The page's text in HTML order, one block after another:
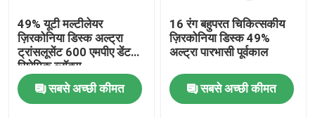
डेंटल ज़िरकोनिया ब्लॉक
पूर्व छायांकित ज़िरकोनिया ब्लॉक
49% यूटी मल्टीलेयर
ज़िरकोनिया डिस्क अल्ट्रा
ट्रांसलूसेंट 600 एमपीए डेंटल
सिरेमिक ब्लॉक्स
सबसे अच्छी कीमत
16 रंग बहुपरत चिकित्सकीय
ज़िरकोनिया डिस्क 49%
अल्ट्रा पारभासी पूर्वकाल
सबसे अच्छी कीमत